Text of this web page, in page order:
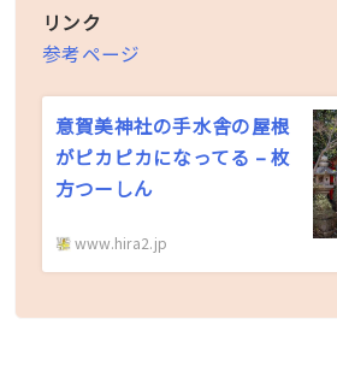
リンク
参考ページ
意賀美神社の手水舎の屋根
がピカピカになってる – 枚
方つーしん
www.hira2.jp